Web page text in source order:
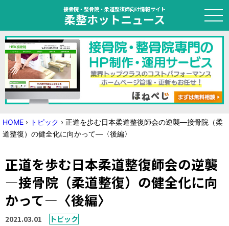
接骨院・整骨院・柔道整復師向け情報サイト
柔整ホットニュース
HOME
トピック
ニュース
国家試験対策
学会・セミナー情報
プライバシーポリシー
HOME › トピック › 正道を歩む日本柔道整復師会の逆襲―接骨院（柔
道整復）の健全化に向かって―〈後編〉
正道を歩む日本柔道整復師会の逆襲
―接骨院（柔道整復）の健全化に向
かって―〈後編〉
2021.03.01 トピック